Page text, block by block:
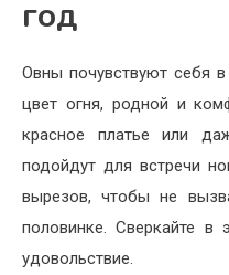
год
Овны почувствуют себя
цвет огня, родной и
красное платье или
подойдут для встречи
вырезов, чтобы не
половинке. Сверкайте в
удовольствие.